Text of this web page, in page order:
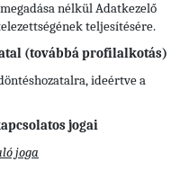
nélkül Adatkezelő
teljesítésére.
(továbbá profilalkotás)
ideértve a
jogai
joga